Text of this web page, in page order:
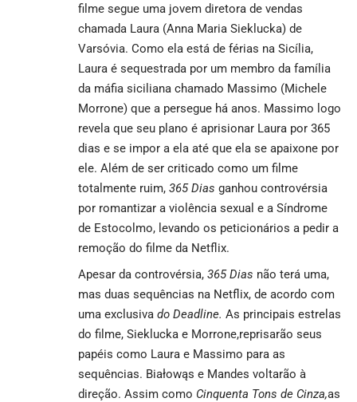
filme segue uma jovem diretora de vendas
chamada Laura (Anna Maria Sieklucka) de
Varsóvia. Como ela está de férias na Sicília,
Laura é sequestrada por um membro da família
da máfia siciliana chamado Massimo (Michele
Morrone) que a persegue há anos. Massimo logo
revela que seu plano é aprisionar Laura por 365
dias e se impor a ela até que ela se apaixone por
ele. Além de ser criticado como um filme
totalmente ruim, 365 Dias ganhou controvérsia
por romantizar a violência sexual e a Síndrome
de Estocolmo, levando os peticionários a pedir a
remoção do filme da Netflix.
Apesar da controvérsia, 365 Dias não terá uma,
mas duas sequências na Netflix, de acordo com
uma exclusiva do Deadline. As principais estrelas
do filme, Sieklucka e Morrone,reprisarão seus
papéis como Laura e Massimo para as
sequências. Białowąs e Mandes voltarão à
direção. Assim como Cinquenta Tons de Cinza,as